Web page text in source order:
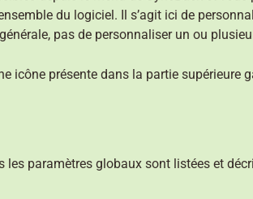
du logiciel. Il s’agit ici de
pas de personnaliser un ou
icône présente dans la partie supérieure
les paramètres globaux sont listées et